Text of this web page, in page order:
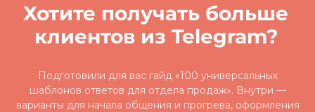
Хотите получать больше
клиентов из Telegram?
Подготовили для вас гайд «100 универсальных
шаблонов ответов для отдела продаж». Внутри —
варианты для начала общения и прогрева, оформления